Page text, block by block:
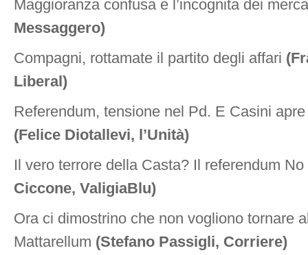
Maggioranza confusa e l’incognita dei
Messaggero)
Compagni, rottamate il partito degli affari
Liberal)
Referendum, tensione nel Pd. E Casini
(Felice Diotallevi, l’Unità)
Il vero terrore della Casta? Il referendum
Ciccone, ValigiaBlu)
Ora ci dimostrino che non vogliono tornare
Mattarellum (Stefano Passigli, Corriere)